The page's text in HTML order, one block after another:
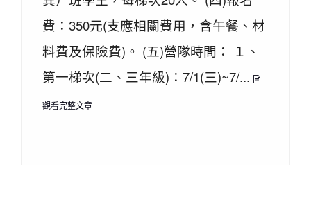
費：350元(支應相關費用，含午餐、材
料費及保險費)。 (五)營隊時間： １、
第一梯次(二、三年級)：7/1(三)~7/...
觀看完整文章